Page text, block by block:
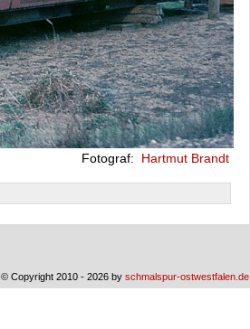
Fotograf: Hartmut Brandt
© Copyright 2010 - 2026 by schmalspur-ostwestfalen.de